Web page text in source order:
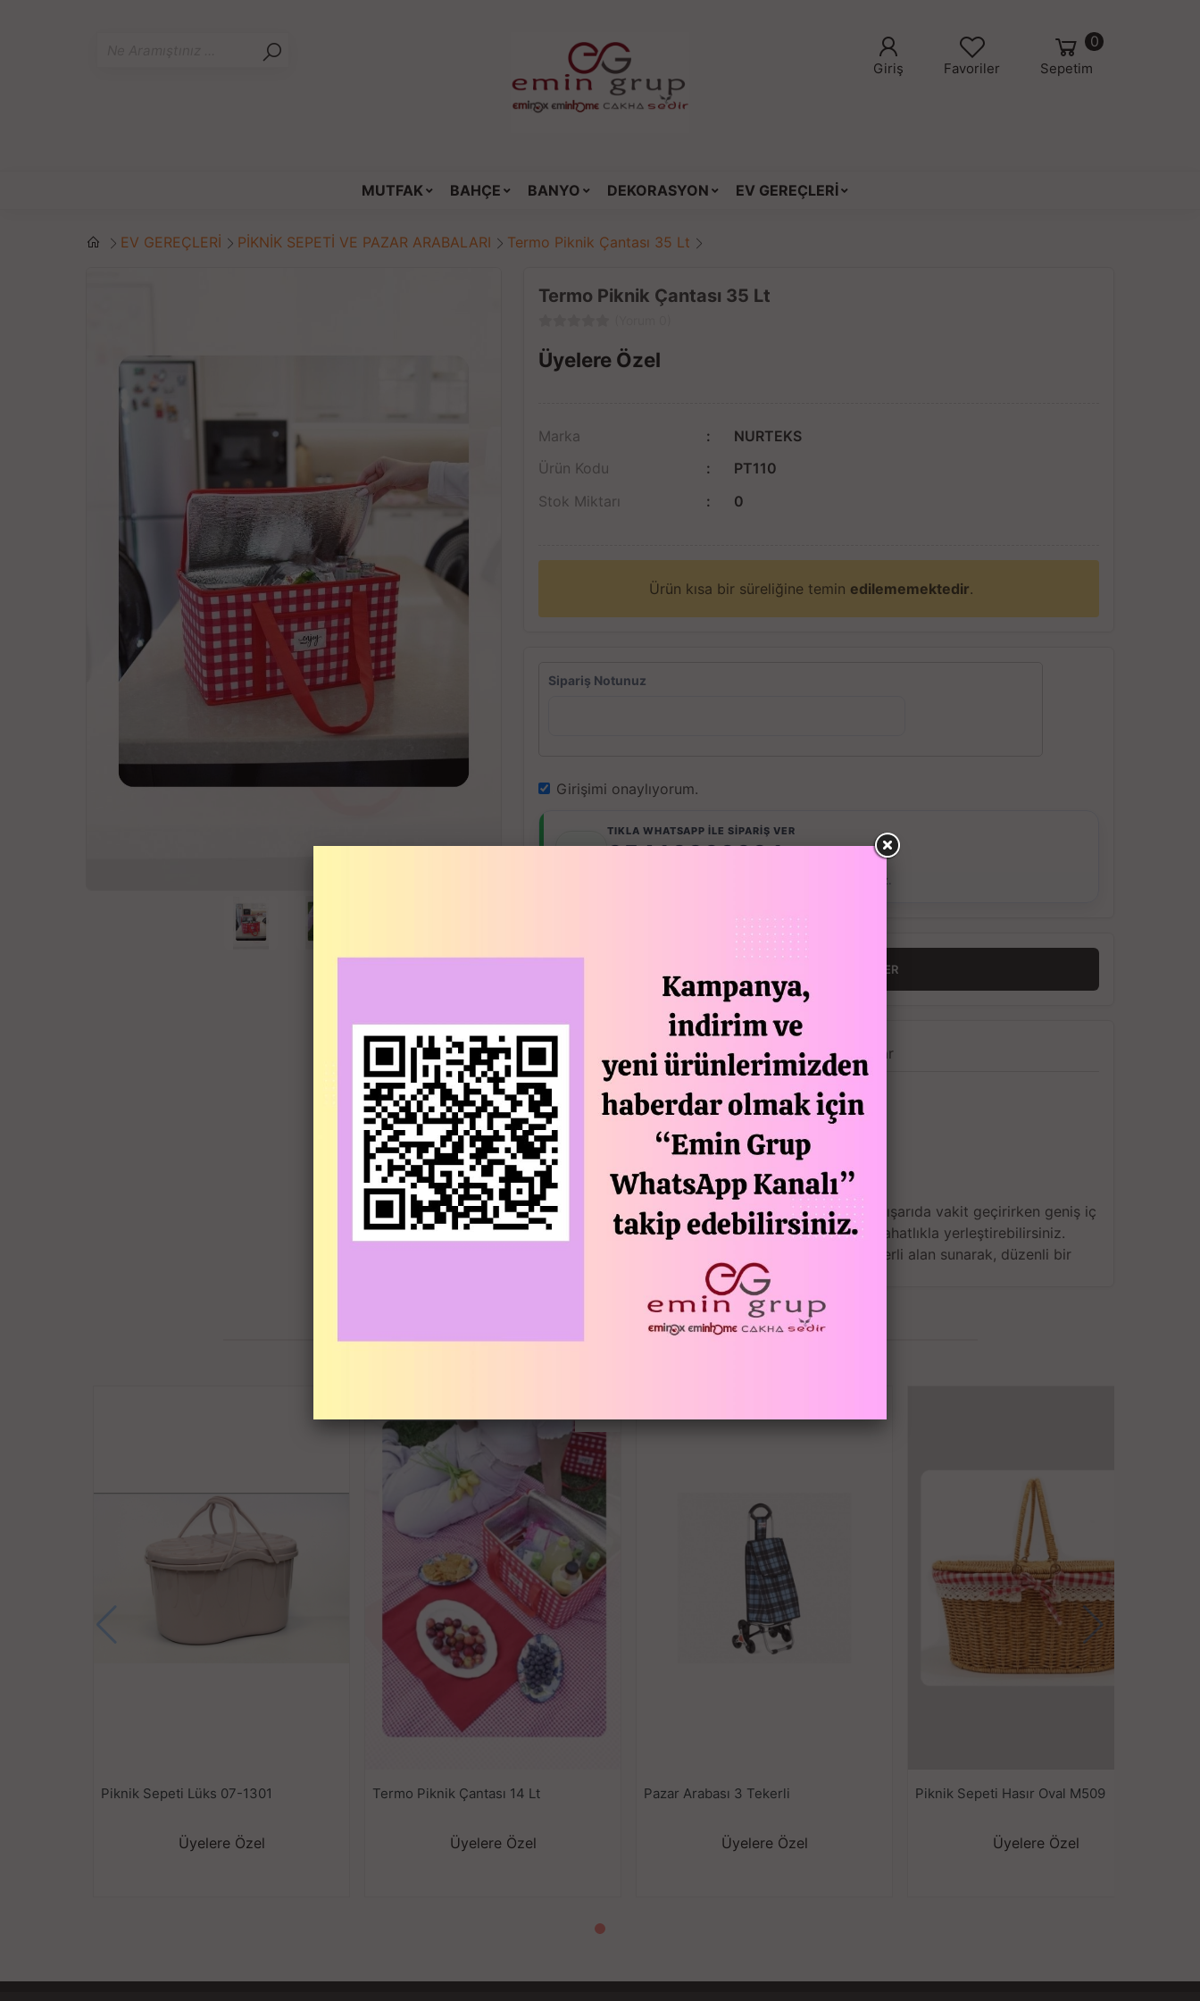
Sepetim
0
Favoriler
Giriş
MUTFAK BAHÇE BANYO DEKORASYON EV GEREÇLERİ
EV GEREÇLERİ PİKNİK SEPETİ VE PAZAR ARABALARI Termo Piknik Çantası 35 Lt
Termo Piknik Çantası 35 Lt
Üyelere Özel
Marka
NURTEKS
Ürün Kodu
PT110
Stok Miktarı
0
Ürün kısa bir süreliğine temin edilememektedir.
Sipariş Notunuz
Girişimi onaylıyorum.
TIKLA WHATSAPP İLE SİPARİŞ VER
05413802001
7x24 Whatsapp Üzerinden de Sipariş Verebilirsiniz.
STOGA GIRINCE HABER VER
Açıklama Yorumlar
İzolasyonlu yiyecek çantası.
En:41 cm
Boy:26 cm
Yükseklik: 33 cm
Hacim:35 Lt
Seyahatlerinizde, pikniklerde veya sadece bir gün dışarıda vakit geçirirken geniş iç
hacmi sayesinde ihtiyaç duyduğunuz tüm eşyaları rahatlıkla yerleştirebilirsiniz.
Yiyecek, içecek, havlu ve diğer malzemeler için yeterli alan sunarak, düzenli bir
Isı koruma desteği ile yiyecek ve içeceklerinizi sıcak veya soğuk tutarak tazeliğini
korur. Yaz sıcağında serin içeceklerinizi veya sıcak yemeklerinizi güvenle
taşıyabilir, her zaman lezzetli bir deneyim yaşayabilirsiniz.
İLGILI ÜRÜNLER
Piknik Sepeti Lüks 07-1301
Üyelere Özel
Termo Piknik Çantası 14 Lt
Üyelere Özel
Pazar Arabası 3 Tekerli
Üyelere Özel
Piknik Sepeti Hasır Oval M509
Üyelere Özel